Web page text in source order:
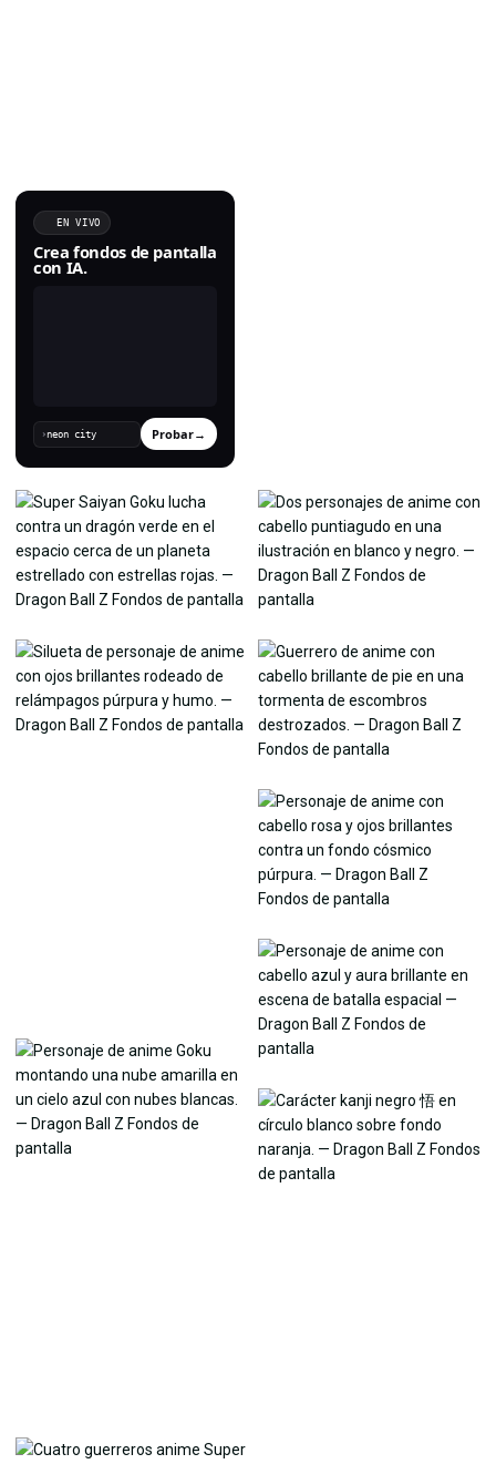
EN VIVO
Crea fondos de pantalla
con IA.
› Probar →